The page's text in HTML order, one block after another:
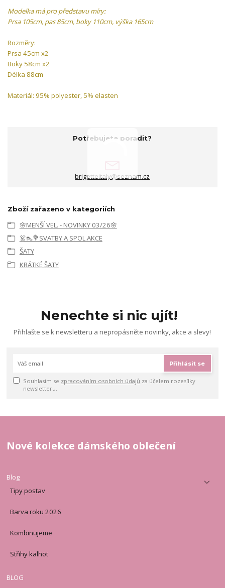
Modelka má pro představu míry:
Prsa 105cm, pas 85cm, boky 110cm, výška 165cm
Rozměry:
Prsa 45cm x2
Boky 58cm x2
Délka 88cm
Materiál: 95% polyester, 5% elasten
Potřebujete poradit?
brigetteitaly@seznam.cz
Zboží zařazeno v kategoriích
🌸MENŠÍ VEL. - NOVINKY 03/26🌸
👗👠💐SVATBY A SPOL.AKCE
ŠATY
KRÁTKÉ ŠATY
Nenechte si nic ujít!
Přihlašte se k newsletteru a nepropásněte novinky, akce a slevy!
Přihlásit se
Souhlasím se zpracováním osobních údajů za účelem rozesílky
newsletteru.
Nové kolekce dámského oblečení
Blog
Tipy postav
Barva roku 2026
Kombinujeme
Střihy kalhot
BLOG